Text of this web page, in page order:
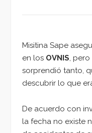
Misitina Sape
en los OVNIS,
sorprendió tanto,
descubrir lo que
De acuerdo con
la fecha no existe